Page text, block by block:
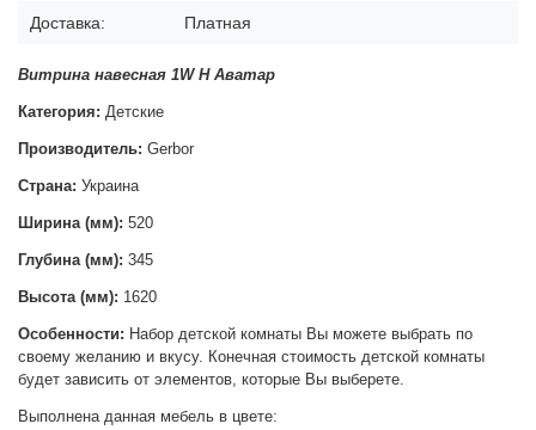
Доставка: Платная
Витрина навесная 1W H Аватар
Категория: Детские
Производитель: Gerbor
Страна: Украина
Ширина (мм): 520
Глубина (мм): 345
Высота (мм): 1620
Особенности: Набор детской комнаты Вы можете выбрать по
своему желанию и вкусу. Конечная стоимость детской комнаты
будет зависить от элементов, которые Вы выберете.
Выполнена данная мебель в цвете: